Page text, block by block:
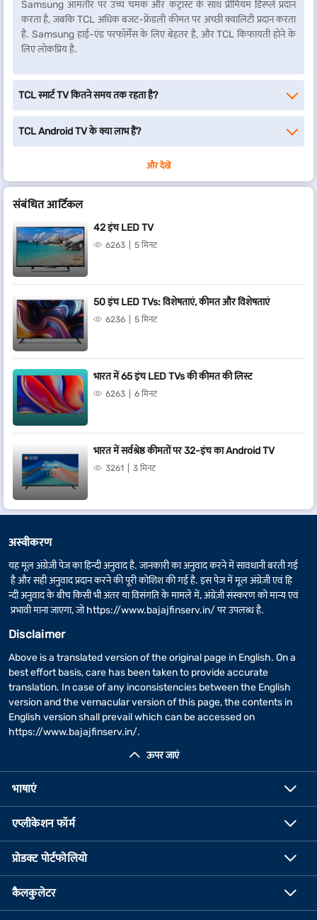
Samsung आमतौर पर उच्च चमक और कंट्रास्ट के साथ प्रीमियम डिस्प्ले प्रदान
करता है, जबकि TCL अधिक बजट-फ्रेंडली कीमत पर अच्छी क्वालिटी प्रदान करता
है. Samsung हाई-एंड परफॉर्मेंस के लिए बेहतर है, और TCL किफायती होने के
लिए लोकप्रिय है.
TCL स्मार्ट TV कितने समय तक रहता है?
TCL Android TV के क्या लाभ हैं?
और देखें
संबंधित आर्टिकल
42 इंच LED TV
6263 5 मिनट
50 इंच LED TVs: विशेषताएं, कीमत और विशेषताएं
6236 5 मिनट
भारत में 65 इंच LED TVs की कीमत की लिस्ट
6263 6 मिनट
भारत में सर्वश्रेष्ठ कीमतों पर 32-इंच का Android TV
3261 3 मिनट
ऊपर जाएं
अस्वीकरण
यह मूल अंग्रेज़ी पेज का हिन्दी अनुवाद है. जानकारी का अनुवाद करने में सावधानी बरती गई
है और सही अनुवाद प्रदान करने की पूरी कोशिश की गई है. इस पेज में मूल अंग्रेज़ी एवं हि
न्दी अनुवाद के बीच किसी भी अंतर या विसंगति के मामले में, अंग्रेज़ी संस्करण को मान्य एवं
प्रभावी माना जाएगा, जोhttps://www.bajajfinserv.in/पर उपलब्ध है.
Disclaimer
Above is a translated version of the original page in English. On a
best effort basis, care has been taken to provide accurate
translation. In case of any inconsistencies between the English
version and the vernacular version of this page, the contents in
English version shall prevail which can be accessed on
https://www.bajajfinserv.in/.
भाषाएं
एप्लीकेशन फॉर्म
प्रोडक्ट पोर्टफोलियो
कैलकुलेटर